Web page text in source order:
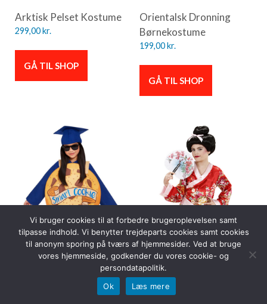
Arktisk Pelset Kostume
299,00kr.
GÅ TIL SHOP
Orientalsk Dronning
Børnekostume
199,00kr.
GÅ TIL SHOP
Vi bruger cookies til at forbedre brugeroplevelsen samt
tilpasse indhold. Vi benytter trejdeparts cookies samt cookies
til anonym sporing på tværs af hjemmesider. Ved at bruge
vores hjemmeside, godkender du vores cookie- og
persondatapolitik.
Ok
Læs mere